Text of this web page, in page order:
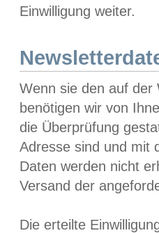
Einwilligung weiter.
Wenn sie den auf der
benötigen wir von
die Überprüfung
Adresse sind und mit
Daten werden nicht
Versand der
Die erteilte